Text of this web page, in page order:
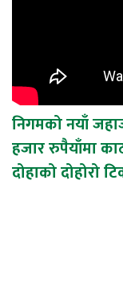
Post
निगमको नयाँ
हजार रुपैयाँमा
दोहाको दोहोरो